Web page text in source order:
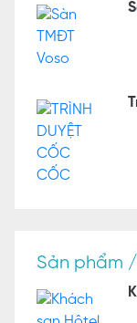
Sản phẩm